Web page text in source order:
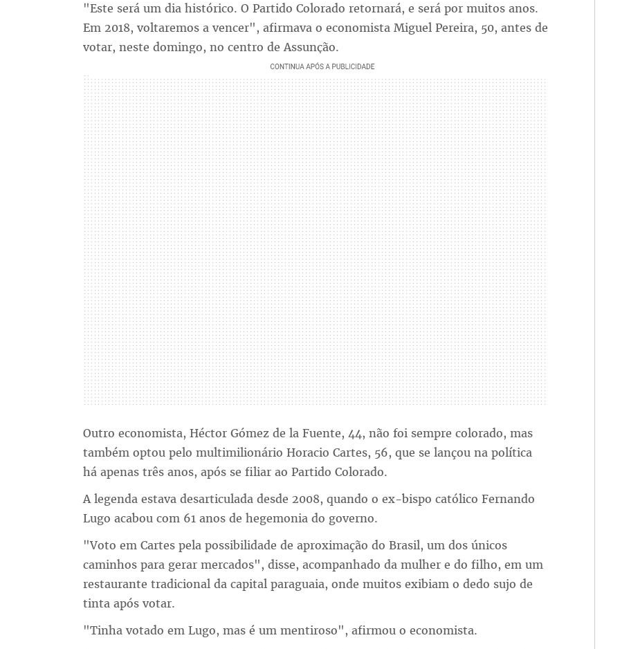
"Este será um dia histórico. O Partido Colorado retornará, e será por muitos anos.
Em 2018, voltaremos a vencer", afirmava o economista Miguel Pereira, 50, antes de
votar, neste domingo, no centro de Assunção.
Outro economista, Héctor Gómez de la Fuente, 44, não foi sempre colorado, mas
também optou pelo multimilionário Horacio Cartes, 56, que se lançou na política
há apenas três anos, após se filiar ao Partido Colorado.
A legenda estava desarticulada desde 2008, quando o ex-bispo católico Fernando
Lugo acabou com 61 anos de hegemonia do governo.
"Voto em Cartes pela possibilidade de aproximação do Brasil, um dos únicos
caminhos para gerar mercados", disse, acompanhado da mulher e do filho, em um
restaurante tradicional da capital paraguaia, onde muitos exibiam o dedo sujo de
tinta após votar.
"Tinha votado em Lugo, mas é um mentiroso", afirmou o economista.